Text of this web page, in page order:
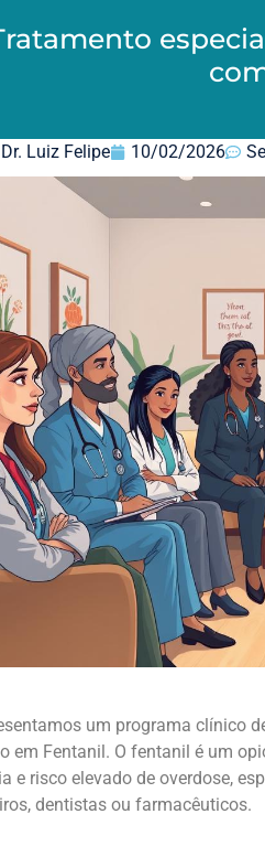
Dr. Luiz Felipe 10/02/2026
um programa clínico
em Fentanil. O fentanil é um
e risco elevado de overdose,
dentistas ou farmacêuticos.